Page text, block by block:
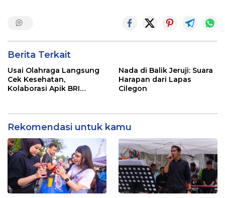
Berita Terkait
​Usai Olahraga Langsung
Cek Kesehatan,
Kolaborasi Apik BRI
Nada di Balik Jeruji: Suara
Harapan dari Lapas
Cilegon
Rekomendasi untuk kamu